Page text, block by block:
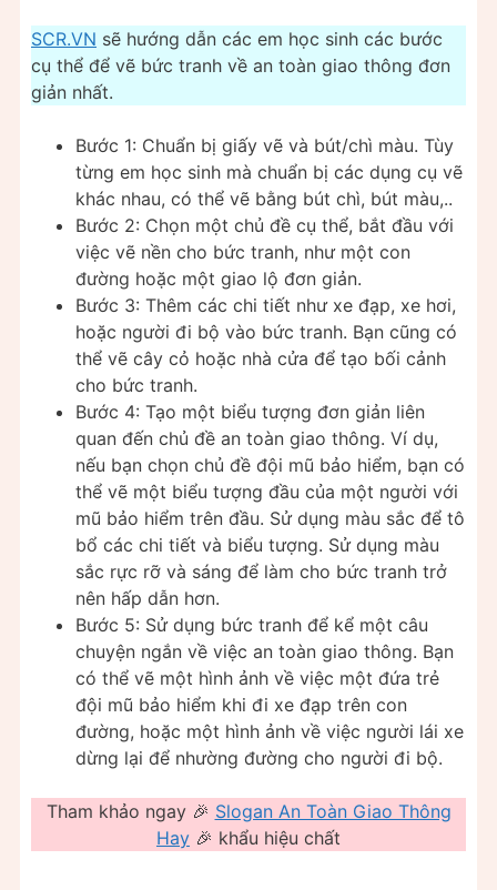
SCR.VN sẽ hướng dẫn các em học sinh các bước
cụ thể để vẽ bức tranh về an toàn giao thông đơn
giản nhất.
Bước 1: Chuẩn bị giấy vẽ và bút/chì màu. Tùy
từng em học sinh mà chuẩn bị các dụng cụ vẽ
khác nhau, có thể vẽ bằng bút chì, bút màu,..
Bước 2: Chọn một chủ đề cụ thể, bắt đầu với
việc vẽ nền cho bức tranh, như một con
đường hoặc một giao lộ đơn giản.
Bước 3: Thêm các chi tiết như xe đạp, xe hơi,
hoặc người đi bộ vào bức tranh. Bạn cũng có
thể vẽ cây cỏ hoặc nhà cửa để tạo bối cảnh
cho bức tranh.
Bước 4: Tạo một biểu tượng đơn giản liên
quan đến chủ đề an toàn giao thông. Ví dụ,
nếu bạn chọn chủ đề đội mũ bảo hiểm, bạn có
thể vẽ một biểu tượng đầu của một người với
mũ bảo hiểm trên đầu. Sử dụng màu sắc để tô
bổ các chi tiết và biểu tượng. Sử dụng màu
sắc rực rỡ và sáng để làm cho bức tranh trở
nên hấp dẫn hơn.
Bước 5: Sử dụng bức tranh để kể một câu
chuyện ngắn về việc an toàn giao thông. Bạn
có thể vẽ một hình ảnh về việc một đứa trẻ
đội mũ bảo hiểm khi đi xe đạp trên con
đường, hoặc một hình ảnh về việc người lái xe
dừng lại để nhường đường cho người đi bộ.
Tham khảo ngay 🎉 Slogan An Toàn Giao Thông
Hay 🎉 khẩu hiệu chất